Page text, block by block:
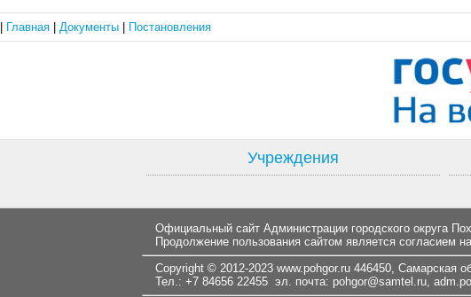
Главная Документы Постановления
Учреждения
Официальный сайт Администрации городского округа
Продолжение пользования сайтом является согласием
Copyright © 2012-2023 www.pohgor.ru 446450, Самарская
Тел.: +7 84656 22455 эл. почта: pohgor@samtel.ru,